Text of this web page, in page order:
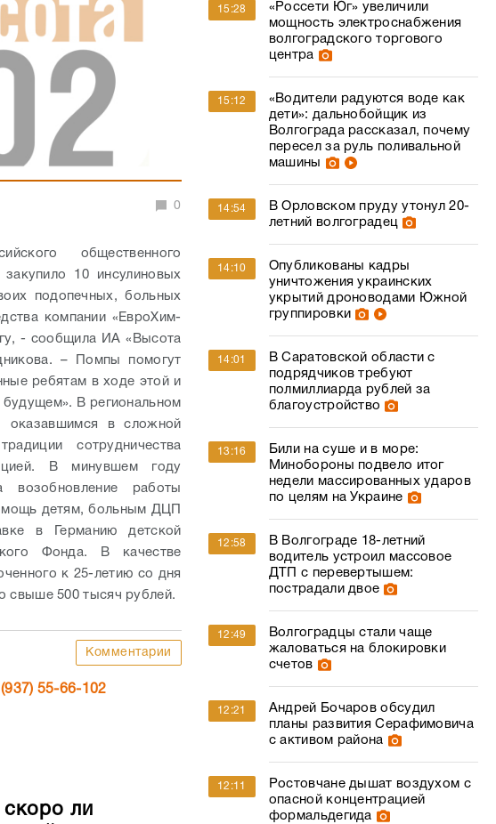
0
общественного
10 инсулиновых
подопечных, больных
компании «ЕвроХим-
- сообщила ИА «Высота
– Помпы помогут
ребятам в ходе этой и
будущем». В региональном
оказавшимся в сложной
сотрудничества
В минувшем году
работы
детям, больным ДЦП
в Германию детской
Фонда. В качестве
к 25-летию со дня
свыше 500 тысяч рублей.
Комментарии
55-66-102
ли
15:28
«Россети Юг» увеличили
мощность электроснабжения
волгоградского торгового
центра
15:12
«Водители радуются воде как
дети»: дальнобойщик из
Волгограда рассказал, почему
пересел за руль поливальной
машины
14:54
В Орловском пруду утонул 20-
летний волгоградец
14:10
Опубликованы кадры
уничтожения украинских
укрытий дроноводами Южной
группировки
14:01
В Саратовской области с
подрядчиков требуют
полмиллиарда рублей за
благоустройство
13:16
Били на суше и в море:
Минобороны подвело итог
недели массированных ударов
по целям на Украине
12:58
В Волгограде 18-летний
водитель устроил массовое
ДТП с перевертышем:
пострадали двое
12:49
Волгоградцы стали чаще
жаловаться на блокировки
счетов
12:21
Андрей Бочаров обсудил
планы развития Серафимовича
с активом района
12:11
Ростовчане дышат воздухом с
опасной концентрацией
формальдегида